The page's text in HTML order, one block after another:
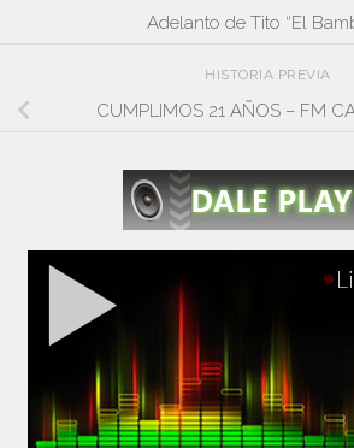
Adelanto de Tito “El
HISTORIA PREVIA
CUMPLIMOS 21 AÑOS – FM